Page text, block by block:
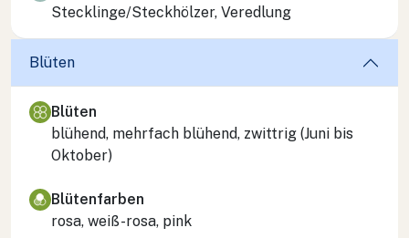
Stecklinge/Steckhölzer, Veredlung
Blüten
Blüten
blühend, mehrfach blühend, zwittrig (Juni bis
Oktober)
Blütenfarben
rosa, weiß-rosa, pink